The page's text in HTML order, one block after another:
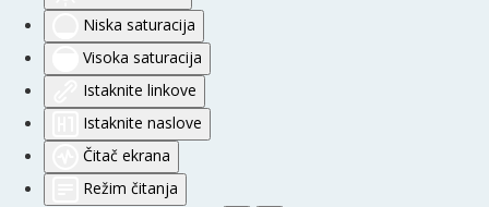
Niska saturacija
Visoka saturacija
Istaknite linkove
Istaknite naslove
Čitač ekrana
Režim čitanja